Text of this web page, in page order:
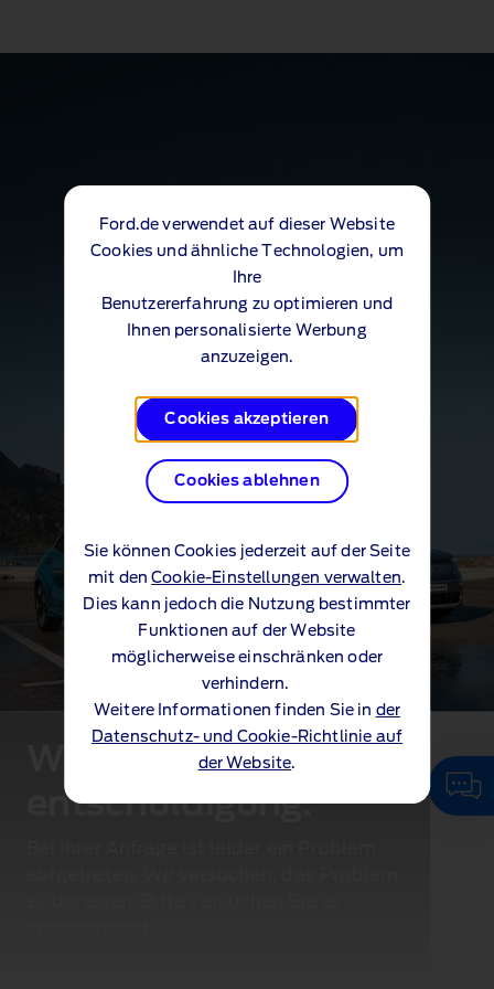
Ford.de verwendet auf dieser Website
Cookies und ähnliche Technologien, um
Ihre
Benutzererfahrung zu optimieren und
Ihnen personalisierte Werbung
anzuzeigen.
Cookies akzeptieren
Cookies ablehnen
Sie können Cookies jederzeit auf der Seite
mit denCookie-Einstellungen verwalten.
Dies kann jedoch die Nutzung bestimmter
Funktionen auf der Website
möglicherweise einschränken oder
verhindern.
Weitere Informationen finden Sie in der
Datenschutz- und Cookie-Richtlinie auf
der Website.
Wir bitten um
entschuldigung.